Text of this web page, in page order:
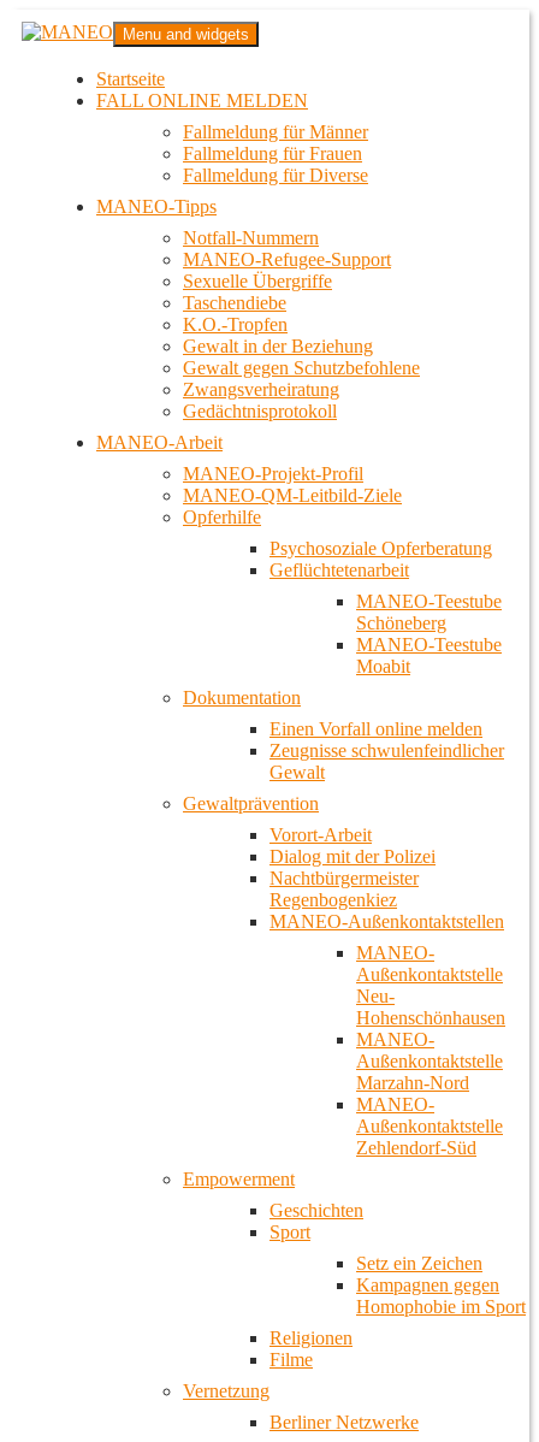
Zum
InhaltMANEO
Das schwule Anti-Gewalt-Projekt in Berlin
Menu and widgets
Startseite
FALL ONLINE MELDEN
Fallmeldung für Männer
Fallmeldung für Frauen
Fallmeldung für Diverse
MANEO-Tipps
Notfall-Nummern
MANEO-Refugee-Support
Sexuelle Übergriffe
Taschendiebe
K.O.-Tropfen
Gewalt in der Beziehung
Gewalt gegen Schutzbefohlene
Zwangsverheiratung
Gedächtnisprotokoll
MANEO-Arbeit
MANEO-Projekt-Profil
MANEO-QM-Leitbild-Ziele
Opferhilfe
Psychosoziale Opferberatung
Geflüchtetenarbeit
MANEO-Teestube
Schöneberg
MANEO-Teestube
Moabit
Dokumentation
Einen Vorfall online melden
Zeugnisse schwulenfeindlicher
Gewalt
Gewaltprävention
Vorort-Arbeit
Dialog mit der Polizei
Nachtbürgermeister
Regenbogenkiez
MANEO-Außenkontaktstellen
MANEO-
Außenkontaktstelle
Neu-
Hohenschönhausen
MANEO-
Außenkontaktstelle
Marzahn-Nord
MANEO-
Außenkontaktstelle
Zehlendorf-Süd
Empowerment
Geschichten
Sport
Setz ein Zeichen
Kampagnen gegen
Homophobie im Sport
Religionen
Filme
Vernetzung
Berliner Netzwerke